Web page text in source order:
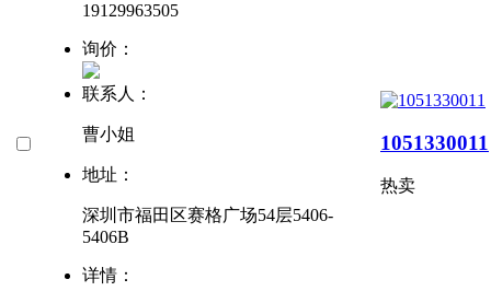
19129963505
询价：
联系人：
曹小姐
地址：
深圳市福田区赛格广场54层5406-
5406B
详情：
1051330011
热卖